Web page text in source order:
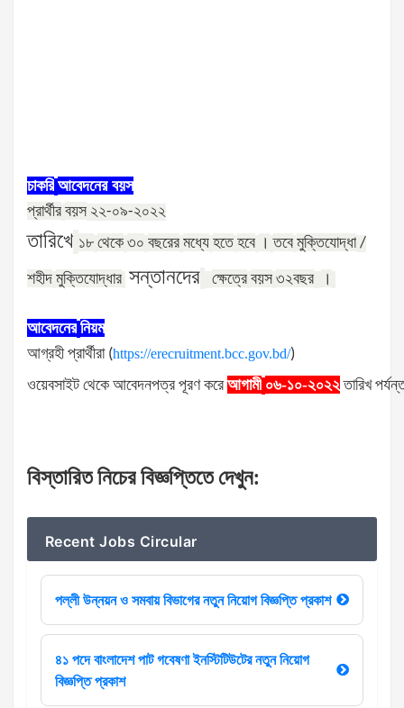
চাকরি আবেদনের বয়স
প্রার্থীর বয়স ২২-০৯-২০২২
তারিখে ১৮ থেকে ৩০ বছরের মধ্যে হতে হবে । তবে মুক্তিযোদ্ধা /
শহীদ মুক্তিযোদ্ধার সন্তানদের ক্ষেত্রে বয়স ৩২বছর ।
আবেদনের নিয়ম
আগ্রহী প্রার্থীরা(https://erecruitment.bcc.gov.bd/)
ওয়েবসাইট থেকে আবেদনপত্র পূরণ করে আগামী ০৬-১০-২০২২ তারিখ
বিস্তারিতনিচেরবিজ্ঞপ্তিতে দেখুন:
Recent Jobs Circular
পল্লী উন্নয়ন ও সমবায় বিভাগের নতুন নিয়োগ বিজ্ঞপ্তি প্রকাশ
৪১ পদে বাংলাদেশ পাট গবেষণা ইনস্টিটিউটের নতুন নিয়োগ
বিজ্ঞপ্তি প্রকাশ